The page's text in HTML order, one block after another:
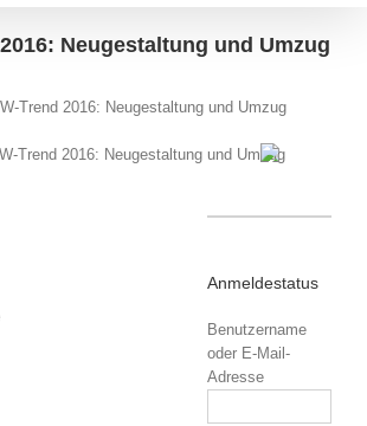
Neugestaltung und Umzug
Anmeldestatus
Benutzername
oder E-Mail-
Adresse